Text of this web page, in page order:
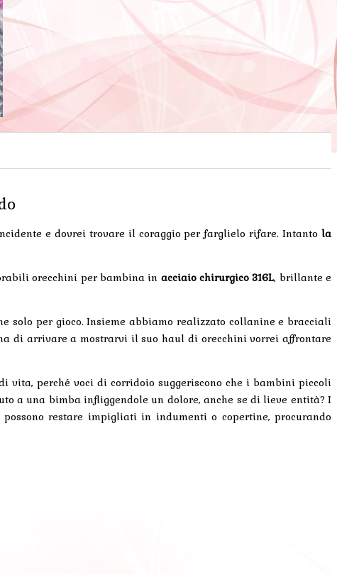
e dovrei trovare il coraggio per farglielo rifare. Intantola
orecchini per bambina in acciaio chirurgico 316L, brillante e
solo per gioco. Insieme abbiamo realizzato collanine e bracciali
di arrivare a mostrarvi il suo haul di orecchini vorrei affrontare
perché voci di corridoio suggeriscono che i bambini piccoli
a una bimba infliggendole un dolore, anche se di lieve entità? I
restare impigliati in indumenti o copertine, procurando